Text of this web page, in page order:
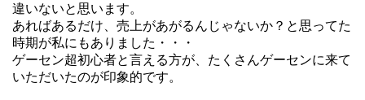
違いないと思います。
あればあるだけ、売上があがるんじゃないか？と思ってた
時期が私にもありました・・・
ゲーセン超初心者と言える方が、たくさんゲーセンに来て
いただいたのが印象的です。